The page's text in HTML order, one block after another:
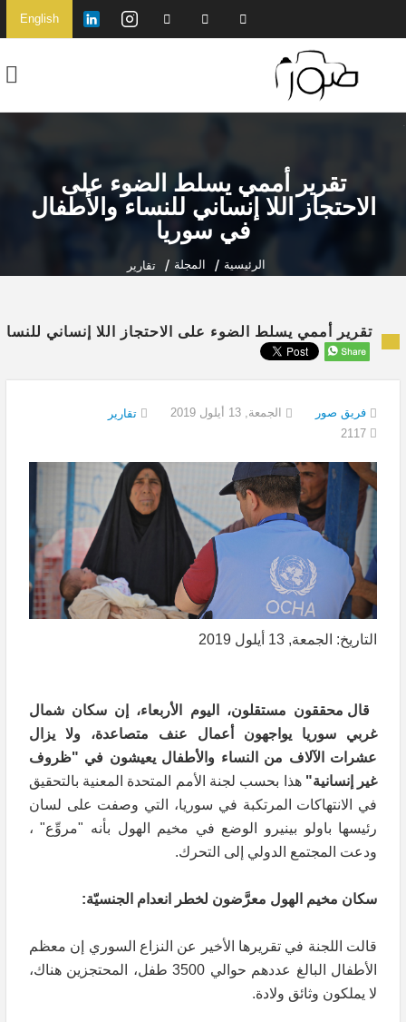
English
تقرير أممي يسلط الضوء على
الاحتجاز اللا إنساني للنساء والأطفال
في سوريا
الرئيسية المجلة تقارير
تقرير أممي يسلط الضوء على الاحتجاز اللا إنساني
فريق صور الجمعة, 13 أيلول 2019
تقارير
التاريخ: الجمعة, 13 أيلول 2019
قال محققون مستقلون، اليوم الأربعاء، إن سكان شمال
غربي سوريا يواجهون أعمال عنف متصاعدة، ولا يزال
عشرات الآلاف من النساء والأطفال يعيشون في "ظروف
غير إنسانية"هذا بحسب لجنة الأمم المتحدة المعنية بالتحقيق
في الانتهاكات المرتكبة في سوريا، التي وصفت على لسان
رئيسها باولو بينيرو الوضع في مخيم الهول بأنه "مروِّع" ،
ودعت المجتمع الدولي إلى التحرك.
سكان مخيم الهول معرَّضون لخطر انعدام الجنسيّة:
قالت اللجنة في تقريرها الأخير عن النزاع السوري إن معظم
الأطفال البالغ عددهم حوالي 3500 طفل، المحتجزين هناك،
لا يملكون وثائق ولادة.